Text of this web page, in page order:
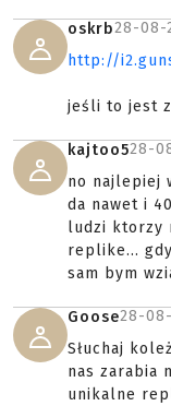
oskrb28-08-
http://
jeśli to jest
kajtoo528-
no najlepiej
da nawet i
ludzi ktorzy
replike...
sam bym
Goose28-
Słuchaj
nas zarabia
unikalne